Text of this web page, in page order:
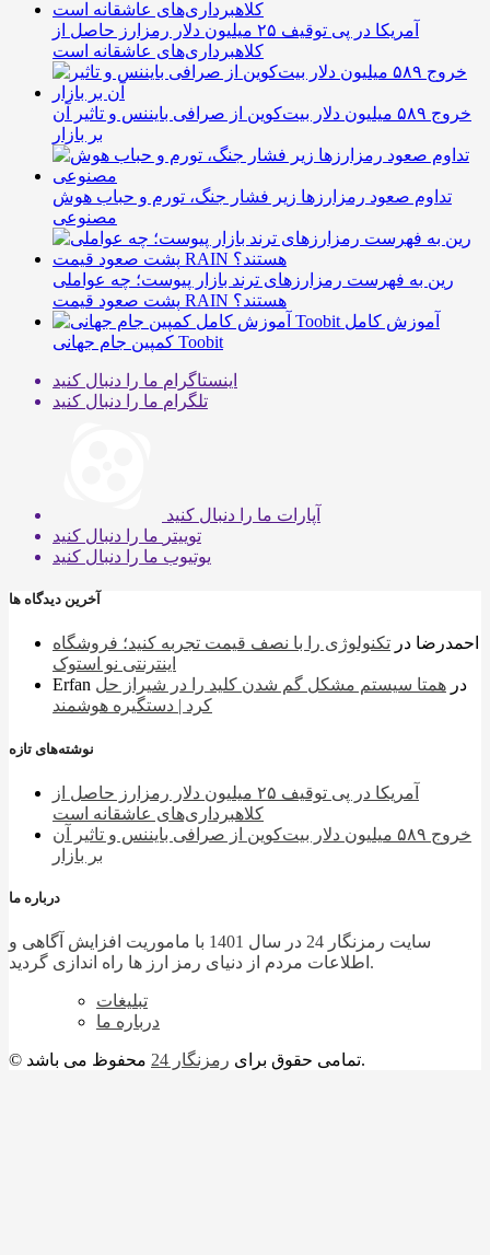
آمریکا در پی توقیف ۲۵ میلیون دلار رمزارز حاصل از
کلاهبرداری‌های عاشقانه است
خروج ۵۸۹ میلیون دلار بیت‌کوین از صرافی بایننس و تاثیر آن
بر بازار
تداوم صعود رمزارزها زیر فشار جنگ، تورم و حباب هوش
مصنوعی
رین به فهرست رمزارزهای ترند بازار پیوست؛ چه عواملی
پشت صعود قیمت RAIN هستند؟
آموزش کامل
کمپین جام جهانی Toobit
اینستاگرام ما را دنبال کنید
تلگرام ما را دنبال کنید
آپارات ما را دنبال کنید
توییتر ما را دنبال کنید
یوتیوب ما را دنبال کنید
آخرین دیدگاه ها
احمدرضا در تکنولوژی را با نصف قیمت تجربه کنید؛ فروشگاه
اینترنتی نو استوک
Erfan
در همتا سیستم مشکل گم شدن کلید را در شیراز حل
کرد | دستگیره هوشمند
نوشته‌های تازه
آمریکا در پی توقیف ۲۵ میلیون دلار رمزارز حاصل از
کلاهبرداری‌های عاشقانه است
خروج ۵۸۹ میلیون دلار بیت‌کوین از صرافی بایننس و تاثیر آن
بر بازار
درباره ما
سایت رمزنگار 24 در سال 1401 با ماموریت افزایش آگاهی و
اطلاعات مردم از دنیای رمز ارز ها راه اندازی گردید.
تبلیغات
درباره ما
© تمامی حقوق برای رمزنگار 24 محفوظ می باشد.